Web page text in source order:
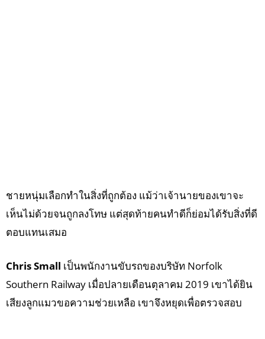
ชายหนุ่มเลือกทำในสิ่งที่ถูกต้อง แม้ว่าเจ้านายของเขาจะ
เห็นไม่ด้วยจนถูกลงโทษ แต่สุดท้ายคนทำดีก็ย่อมได้รับสิ่งที่ดี
ตอบแทนเสมอ
Chris Small เป็นพนักงานขับรถของบริษัท Norfolk
Southern Railway เมื่อปลายเดือนตุลาคม 2019 เขาได้ยิน
เสียงลูกแมวขอความช่วยเหลือ เขาจึงหยุดเพื่อตรวจสอบ